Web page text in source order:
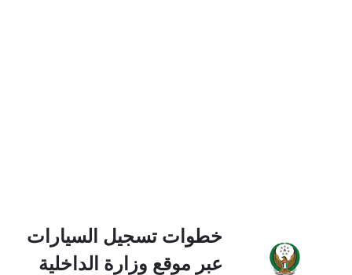
خطوات تسجيل السيارات
عبر موقع وزارة الداخلية